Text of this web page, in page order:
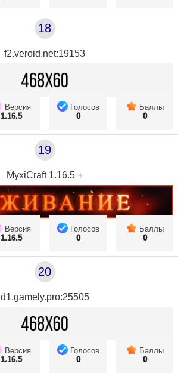
18
f2.veroid.net:19153
Версия
1.16.5
Голосов
0
Баллы
0
19
MyxiCraft 1.16.5 +
Версия
1.16.5
Голосов
0
Баллы
0
20
d1.gamely.pro:25505
Версия
1.16.5
Голосов
0
Баллы
0